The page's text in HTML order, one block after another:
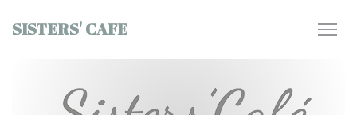
SISTERS' CAFE